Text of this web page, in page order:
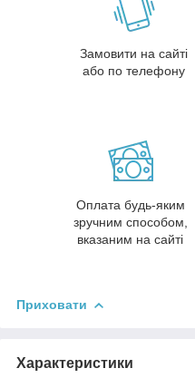
Замовити на сайті
або по телефону
Оплата будь-яким
зручним способом,
вказаним на сайті
Приховати
Характеристики